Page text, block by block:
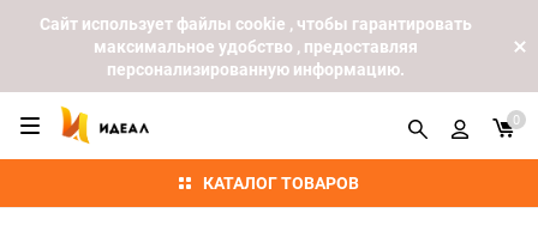
Cайт использует файлы cookie , чтобы гарантировать
максимальное удобство , предоставляя
персонализированную информацию.
КАТАЛОГ ТОВАРОВ
0